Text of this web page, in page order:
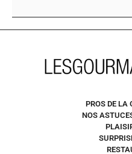
PROS DE LA
NOS